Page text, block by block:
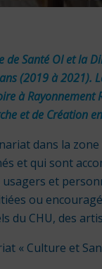
de Santé OI et la
(2019 à 2021).
à Rayonnement
et de Création
dans la
et qui sont
et
ou
du CHU, des
« Culture et